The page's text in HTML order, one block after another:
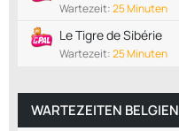
Wartezeit:25 Minuten
Le Tigre de Sibérie
Wartezeit:25 Minuten
WARTEZEITEN BELGIEN